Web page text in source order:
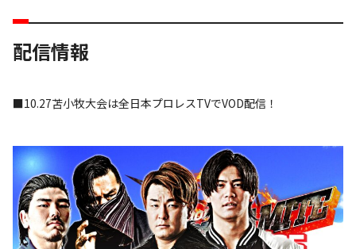
配信情報
■10.27苫小牧大会は全日本プロレスTVでVOD配信！